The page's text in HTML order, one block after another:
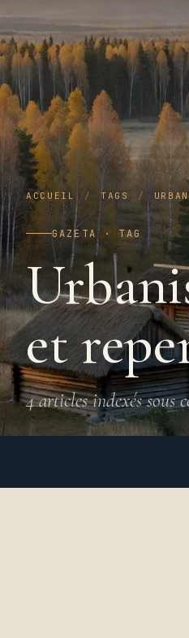
ACCUEIL / TAGS /
GAZETA · TAG
et
4 articles indexés sous